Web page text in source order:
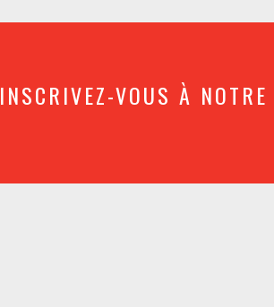
INSCRIVEZ-VOUS À